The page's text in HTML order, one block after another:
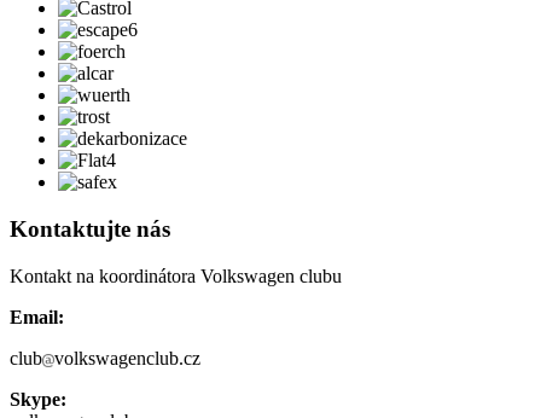
Kontaktujte nás
Kontakt na koordinátora Volkswagen clubu
Email:
club volkswagenclub.cz
Skype: